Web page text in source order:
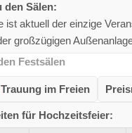
den Sälen:
ist aktuell der einzige
großzügigen
Festsälen
Trauung im Freien
für Hochzeitsfeier: